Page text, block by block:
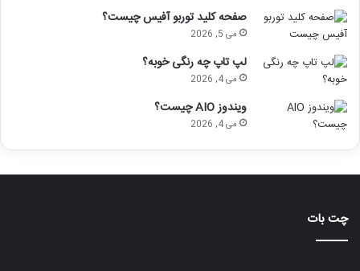
صفحه کلید توربو آفیس چیست؟
می 5, 2026
لپ تاپ چه رنگی خوبه؟
می 4, 2026
ویندوز AIO چیست؟
می 4, 2026
چت بات